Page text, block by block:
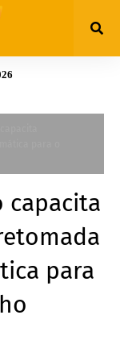
capacita
para